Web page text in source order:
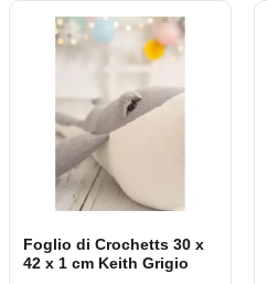
Foglio di Crochetts 30 x
42 x 1 cm Keith Grigio